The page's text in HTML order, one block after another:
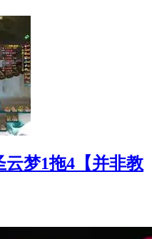
云梦1拖4【并非教